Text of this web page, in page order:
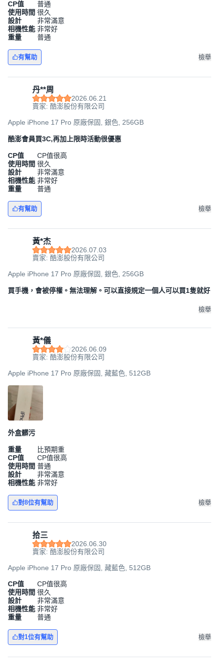
CP值
普通
使用時間 很久
設計
非常滿意
相機性能 非常好
重量
普通
有幫助 檢舉
丹**周
2026.06.21
賣家: 酷澎股份有限公司
Apple iPhone 17 Pro 原廠保固, 銀色, 256GB
酷澎會員買3C,再加上限時活動很優惠
CP值
CP值很高
使用時間 很久
設計
非常滿意
相機性能 非常好
重量
普通
有幫助 檢舉
黃*杰
2026.07.03
賣家: 酷澎股份有限公司
Apple iPhone 17 Pro 原廠保固, 銀色, 256GB
買手機，會被停權。無法理解。可以直接規定一個人可以買1隻就好
檢舉
黃*儀
2026.06.09
賣家: 酷澎股份有限公司
Apple iPhone 17 Pro 原廠保固, 藏藍色, 512GB
外盒髒污
重量
比預期重
CP值
CP值很高
使用時間 普通
設計
非常滿意
相機性能 非常好
對8位有幫助 檢舉
拾三
2026.06.30
賣家: 酷澎股份有限公司
Apple iPhone 17 Pro 原廠保固, 藏藍色, 512GB
CP值
CP值很高
使用時間 很久
設計
非常滿意
相機性能 非常好
重量
普通
對1位有幫助 檢舉